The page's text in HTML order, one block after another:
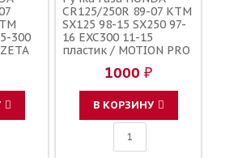
300
CR125/250R 89-07 KTM
SX125 98-15 SX250 97-
16 EXC300 11-15
пластик / MOTION PRO
1000 ₽
В КОРЗИНУ